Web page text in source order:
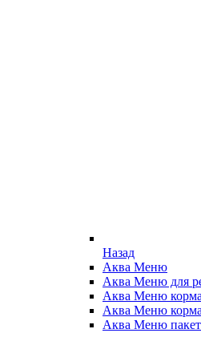
Назад
Аква Меню
Аква Меню для
Аква Меню
Аква Меню
Аква Меню